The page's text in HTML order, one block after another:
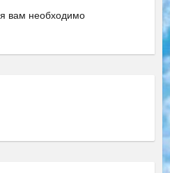
вам необходимо